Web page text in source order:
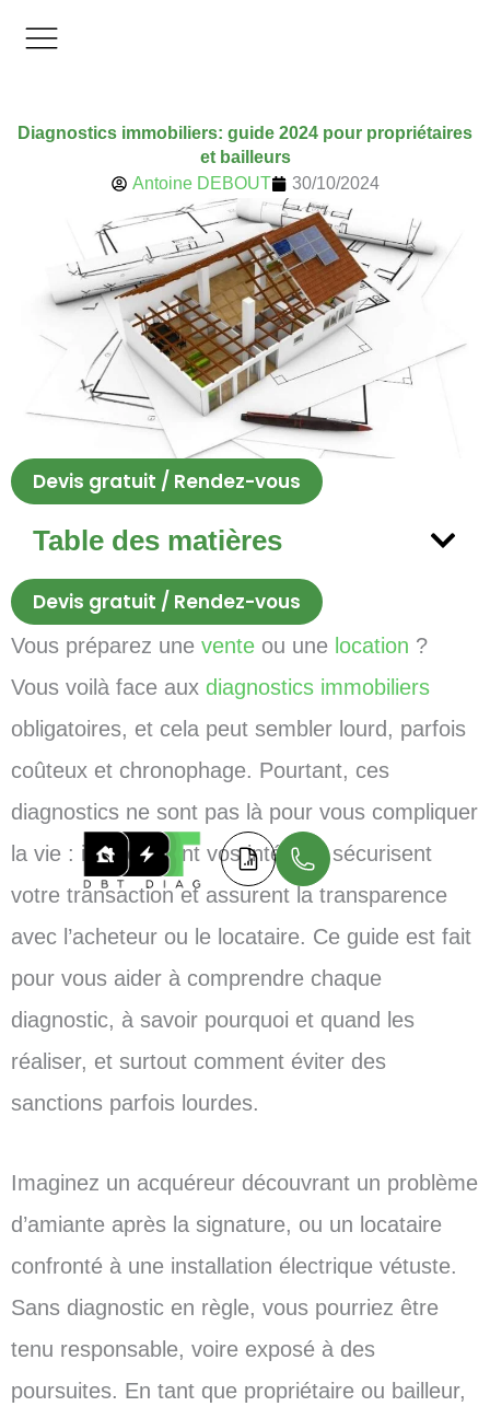
Diagnostics immobiliers: guide 2024 pour propriétaires
et bailleurs
Antoine DEBOUT
30/10/2024
Devis gratuit / Rendez-vous
Table des matières
Devis gratuit / Rendez-vous
Vous préparez une vente ou une location ?
Vous voilà face aux diagnostics immobiliers
obligatoires, et cela peut sembler lourd, parfois
coûteux et chronophage. Pourtant, ces
diagnostics ne sont pas là pour vous compliquer
la vie : ils protègent vos intérêts, sécurisent
votre transaction et assurent la transparence
avec l’acheteur ou le locataire. Ce guide est fait
pour vous aider à comprendre chaque
diagnostic, à savoir pourquoi et quand les
réaliser, et surtout comment éviter des
sanctions parfois lourdes.
Imaginez un acquéreur découvrant un problème
d’amiante après la signature, ou un locataire
confronté à une installation électrique vétuste.
Sans diagnostic en règle, vous pourriez être
tenu responsable, voire exposé à des
poursuites. En tant que propriétaire ou bailleur,